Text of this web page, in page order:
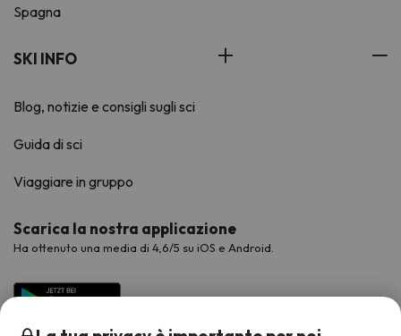
Spagna
SKI INFO
Blog, notizie e consigli sugli sci
Guida di sci
Viaggiare in gruppo
Scarica la nostra applicazione
Ha ottenuto una media di 4,6/5 su iOS e Android.